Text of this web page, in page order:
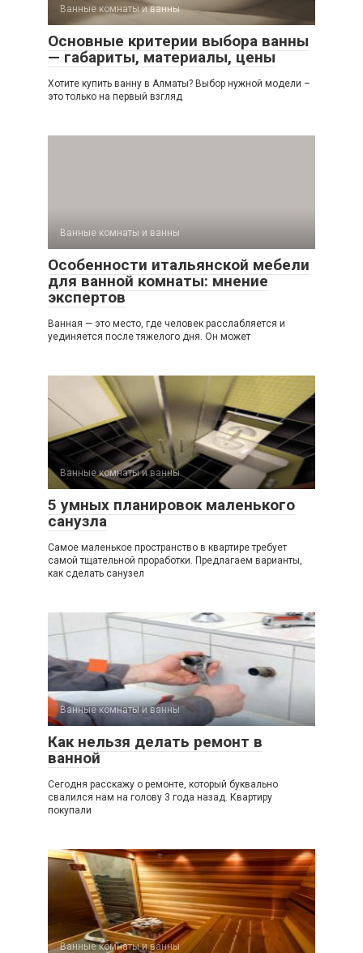
Ванные комнаты и ванны
Основные критерии выбора ванны
— габариты, материалы, цены
Хотите купить ванну в Алматы? Выбор нужной модели –
это только на первый взгляд
Ванные комнаты и ванны
Особенности итальянской мебели
для ванной комнаты: мнение
экспертов
Ванная — это место, где человек расслабляется и
уединяется после тяжелого дня. Он может
Ванные комнаты и ванны
5 умных планировок маленького
санузла
Самое маленькое пространство в квартире требует
самой тщательной проработки. Предлагаем варианты,
как сделать санузел
Ванные комнаты и ванны
Как нельзя делать ремонт в
ванной
Сегодня расскажу о ремонте, который буквально
свалился нам на голову 3 года назад. Квартиру
покупали
Ванные комнаты и ванны